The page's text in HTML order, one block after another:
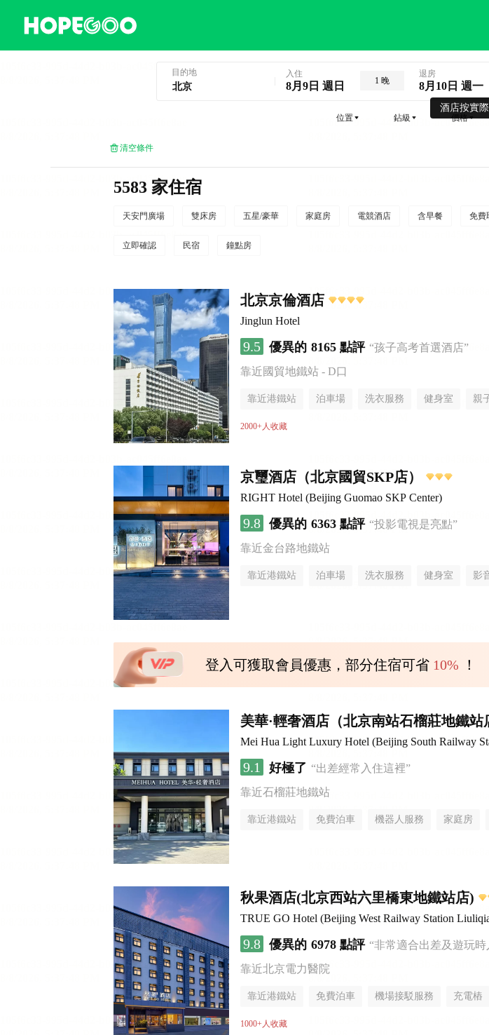
目的地 入住
8月9日 週日 1 晚
退房
8月10日 週一
酒店按實
位置 鉆級 價格
清空條件
5583 家住宿
天安門廣場 雙床房 五星/豪華 家庭房 電競酒店 含早餐 免費
立即確認 民宿 鐘點房
北京京倫酒店
Jinglun Hotel
9.5 優異的 8165 點評 “孩子高考首選酒店”
靠近國貿地鐵站 - D口
靠近港鐵站 泊車場 洗衣服務 健身室 親
無煙樓層
2000+人收藏
京璽酒店（北京國貿SKP店）
RIGHT Hotel (Beijing Guomao SKP Center)
9.8 優異的 6363 點評 “投影電視是亮點”
靠近金台路地鐵站
靠近港鐵站 泊車場 洗衣服務 健身室 影
登入可獲取會員優惠，部分住宿可省 10% ！
美華·輕奢酒店（北京南站石榴莊地鐵站
Mei Hua Light Luxury Hotel (Beijing South Railway
9.1 好極了 “出差經常入住這裡”
靠近石榴莊地鐵站
靠近港鐵站 免費泊車 機器人服務 家庭房
秋果酒店(北京西站六里橋東地鐵站店)
TRUE GO Hotel (Beijing West Railway Station
9.8 優異的 6978 點評 “非常適合出差及遊玩時
靠近北京電力醫院
靠近港鐵站 免費泊車 機場接駁服務 充電樁
行李寄存服務
1000+人收藏